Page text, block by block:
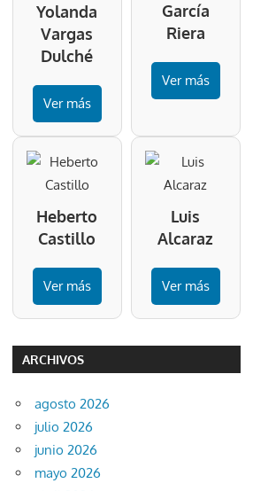
Yolanda
Vargas
Dulché
Ver más
García
Riera
Ver más
Heberto
Castillo
Ver más
Luis
Alcaraz
Ver más
ARCHIVOS
agosto 2026
julio 2026
junio 2026
mayo 2026